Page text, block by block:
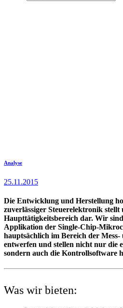
Informationen
Analyse
25.11.2015
Die Entwicklung und Herstellung
zuverlässiger Steuerelektronik stellt
Haupttätigkeitsbereich dar. Wir
Applikation der Single-Chip-
hauptsächlich im Bereich der
entwerfen und stellen nicht nur die
sondern auch die Kontrollsoftware
Was wir bieten: